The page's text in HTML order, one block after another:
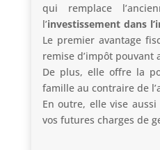
qui remplace
l’investissement dans
Le premier avantage
remise d’impôt pouvant
De plus, elle offre la
famille au contraire de
En outre, elle vise
vos futures charges de